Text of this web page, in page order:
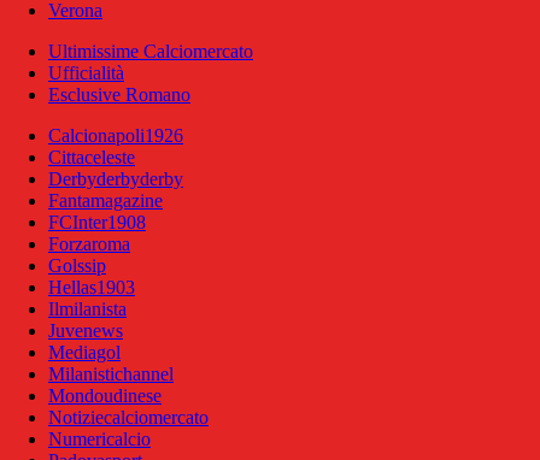
Verona
Ultimissime Calciomercato
Ufficialità
Esclusive Romano
Calcionapoli1926
Cittaceleste
Derbyderbyderby
Fantamagazine
FCInter1908
Forzaroma
Golssip
Hellas1903
Ilmilanista
Juvenews
Mediagol
Milanistichannel
Mondoudinese
Notiziecalciomercato
Numericalcio